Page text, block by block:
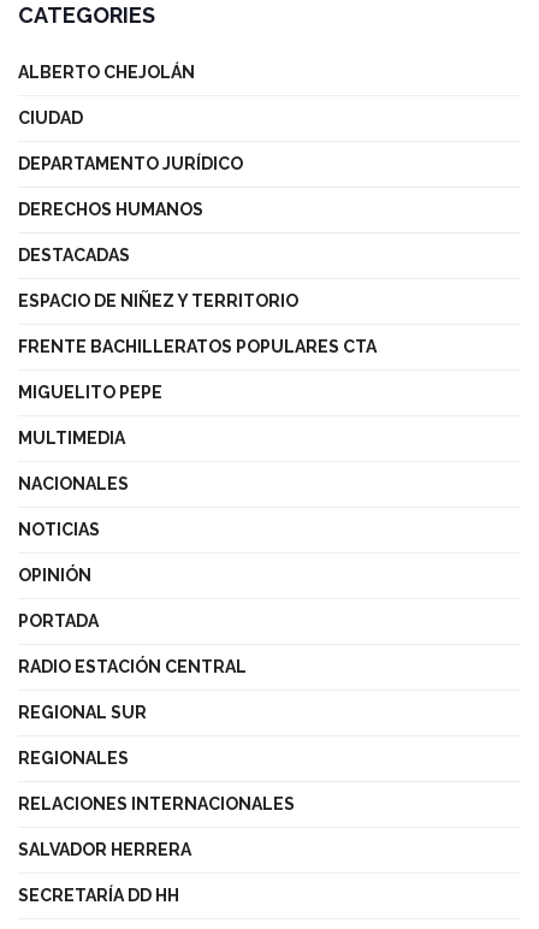
CATEGORIES
ALBERTO CHEJOLÁN
CIUDAD
DEPARTAMENTO JURÍDICO
DERECHOS HUMANOS
DESTACADAS
ESPACIO DE NIÑEZ Y TERRITORIO
FRENTE BACHILLERATOS POPULARES CTA
MIGUELITO PEPE
MULTIMEDIA
NACIONALES
NOTICIAS
OPINIÓN
PORTADA
RADIO ESTACIÓN CENTRAL
REGIONAL SUR
REGIONALES
RELACIONES INTERNACIONALES
SALVADOR HERRERA
SECRETARÍA DD HH